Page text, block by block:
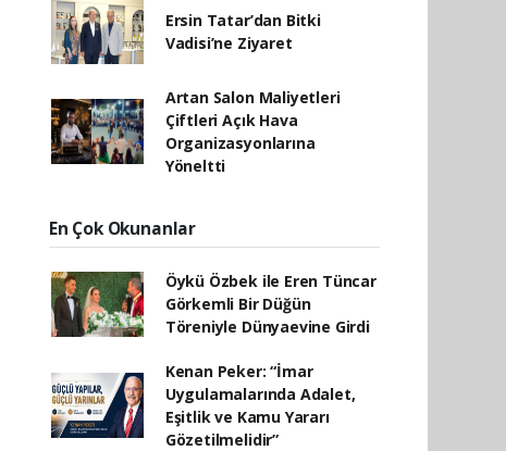
Ersin Tatar’dan Bitki
Vadisi’ne Ziyaret
Artan Salon Maliyetleri
Çiftleri Açık Hava
Organizasyonlarına
Yöneltti
En Çok Okunanlar
Öykü Özbek ile Eren Tüncar
Görkemli Bir Düğün
Töreniyle Dünyaevine Girdi
Kenan Peker: “İmar
Uygulamalarında Adalet,
Eşitlik ve Kamu Yararı
Gözetilmelidir”